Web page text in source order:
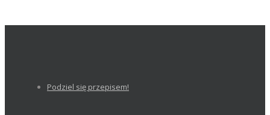
Podziel się przepisem!